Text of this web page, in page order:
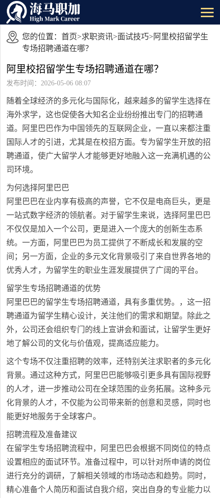
您的位置： 首页>求职资讯>面试技巧>阿里校招留学生
专场招聘通道在哪？
阿里校招留学生专场招聘通道在哪？
发布时间：2026-05-06 08:07
随着全球经济的多元化与国际化，越来越多的留学生选择在
海外求学，这也促使各大知名企业纷纷推出专门的招聘通
道。阿里巴巴作为中国领先的互联网企业，一直以来都注重
国际人才的引进，尤其是在校招方面。专为留学生开放的招
聘通道，使广大留学人才能够更好地融入这一充满机遇的公
司环境。
为何选择阿里巴巴
阿里巴巴在业内享有极高的声誉，它不仅是电商巨头，更是
一站式数字经济的领航者。对于留学生来说，选择阿里巴巴
不仅仅是加入一个公司，更是进入一个庞大的创新生态系
统。一方面，阿里巴巴为员工提供了不断成长和发展的空
间；另一方面，企业的多元文化背景吸引了来自世界各地的
优秀人才，为留学生的职业生涯发展提供了广阔的平台。
留学生专场招聘通道的优势
阿里巴巴的留学生专场招聘通道，具有多重优势。，这一招
聘通道为留学生精心设计，关注他们的需求和期望。除此之
外，公司还会组织专门的线上宣讲会和面试，让留学生更好
地了解公司的文化与价值观，提高适应能力。
这个专场不仅注重招聘的效率，还特别关注求职者的多元化
背景。通过这种方式，阿里巴巴能够吸引更多具有国际视野
的人才，进一步推动公司在全球范围的业务拓展。这种多元
化背景的人才，不仅能为公司带来新的创意和灵感，同时也
能更好地服务于全球客户。
招聘流程及准备建议
在留学生专场招聘流程中，阿里巴巴会根据不同岗位的特点
设置相应的面试环节。准备过程中，可以针对所申请的岗位
进行充分的调研，了解相关领域的市场动态和趋势。同时，
精心准备个人简历和面试自我介绍，突出自身的专业能力以